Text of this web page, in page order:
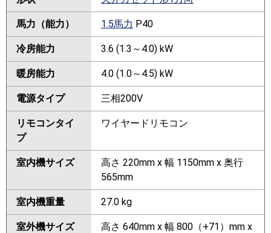
馬力（能力） 1.5馬力 P40
冷房能力 3.6 (1.3～4.0) kW
暖房能力 4.0 (1.0～4.5) kW
電源タイプ 三相200V
リモコンタイ
プ
ワイヤードリモコン
室内機サイズ
高さ 220mm x 幅 1150mm x 奥行
565mm
室内機重量 27.0 kg
室外機サイズ
高さ 640mm x 幅 800（+71）mm x